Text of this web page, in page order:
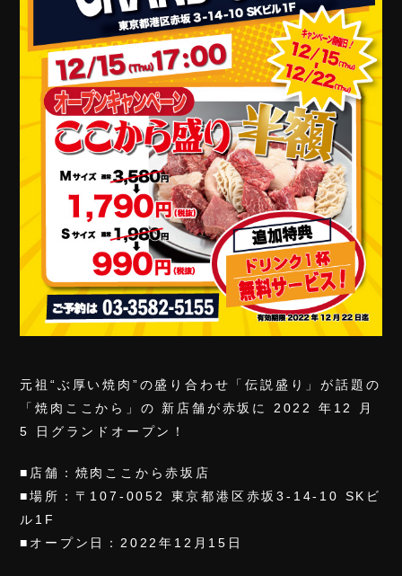
元祖“ぶ厚い焼肉”の盛り合わせ「伝説盛り」が話題の
「焼肉ここから」の 新店舗が赤坂に 2022 年12 月
5 日グランドオープン！
■店舗：焼肉ここから赤坂店
■場所：〒107-0052 東京都港区赤坂3‐14-10 SKビ
ル1F
■オープン日：2022年12月15日